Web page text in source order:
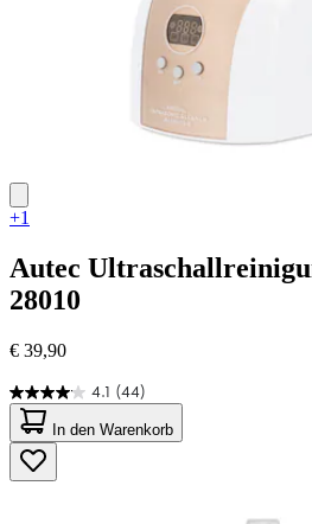
+1
Autec
28010
€ 39,90
4.1 (44)
4.1
von
5
Sternen.
44
In den Warenkorb